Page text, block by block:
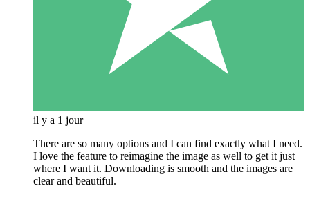
il y a 1 jour
There are so many options and I can find exactly what I need.
I love the feature to reimagine the image as well to get it just
where I want it. Downloading is smooth and the images are
clear and beautiful.